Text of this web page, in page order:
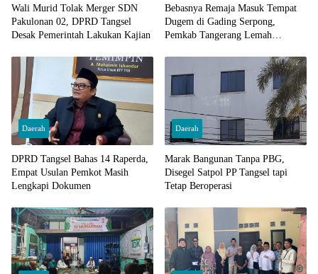
Wali Murid Tolak Merger SDN
Pakulonan 02, DPRD Tangsel
Desak Pemerintah Lakukan Kajian
Bebasnya Remaja Masuk Tempat
Dugem di Gading Serpong,
Pemkab Tangerang Lemah
Daerah
DPRD Tangsel Bahas 14 Raperda,
Empat Usulan Pemkot Masih
Lengkapi Dokumen
Daerah
Marak Bangunan Tanpa PBG,
Disegel Satpol PP Tangsel tapi
Tetap Beroperasi